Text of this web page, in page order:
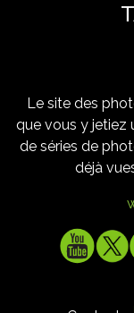
Le site des
que vous y jetiez
de séries de
déjà